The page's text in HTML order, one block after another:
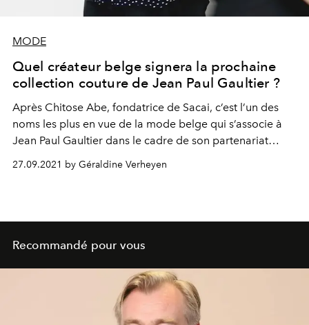
MODE
Quel créateur belge signera la prochaine
collection couture de Jean Paul Gaultier ?
Après Chitose Abe, fondatrice de Sacai, c’est l’un des
noms les plus en vue de la mode belge qui s’associe à
Jean Paul Gaultier dans le cadre de son partenariat
invitant des jeunes talents à réinterpréter les codes de la
maison française.
27.09.2021 by Géraldine Verheyen
Recommandé pour vous